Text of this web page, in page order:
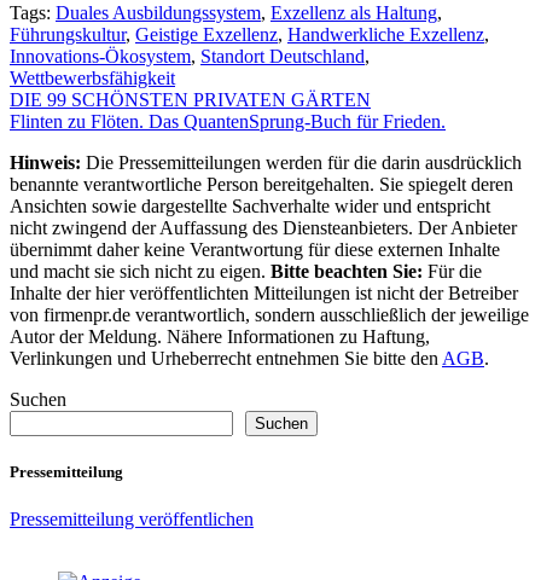
Tags: Duales Ausbildungssystem, Exzellenz als Haltung,
Führungskultur, Geistige Exzellenz, Handwerkliche Exzellenz,
Innovations-Ökosystem, Standort Deutschland,
Wettbewerbsfähigkeit
Beitragsnavigation
DIE 99 SCHÖNSTEN PRIVATEN GÄRTEN
Flinten zu Flöten. Das QuantenSprung-Buch für Frieden.
Hinweis: Die Pressemitteilungen werden für die darin ausdrücklich
benannte verantwortliche Person bereitgehalten. Sie spiegelt deren
Ansichten sowie dargestellte Sachverhalte wider und entspricht
nicht zwingend der Auffassung des Diensteanbieters. Der Anbieter
übernimmt daher keine Verantwortung für diese externen Inhalte
und macht sie sich nicht zu eigen. Bitte beachten Sie: Für die
Inhalte der hier veröffentlichten Mitteilungen ist nicht der Betreiber
von firmenpr.de verantwortlich, sondern ausschließlich der jeweilige
Autor der Meldung. Nähere Informationen zu Haftung,
Verlinkungen und Urheberrecht entnehmen Sie bitte den AGB.
Suchen
Suchen
Pressemitteilung
Pressemitteilung veröffentlichen